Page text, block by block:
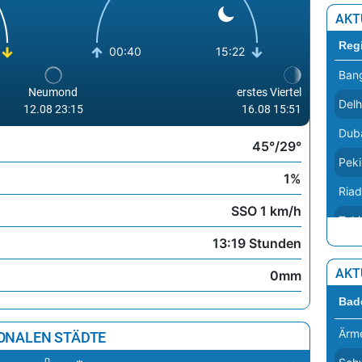
00:40 15:22
Neumond
12.08 23:15
erstes Viertel
16.08 15:51
45°/29°
1%
SSO 1 km/h
13:19 Stunden
0mm
STÄDTE
Riad